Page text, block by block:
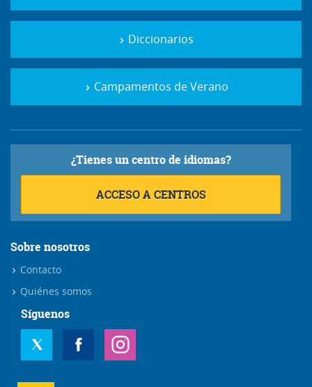
Diccionarios
Campamentos de Verano
¿Tienes un centro de idiomas?
ACCESO A CENTROS
Sobre nosotros
Contacto
Quiénes somos
Síguenos